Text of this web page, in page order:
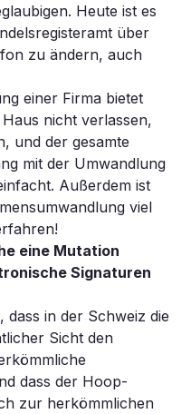
Heute ist es
über
zu ändern, auch
einer Firma bietet
nicht verlassen,
und der gesamte
mit der Umwandlung
Außerdem ist
viel
eine Mutation
Signaturen
dass in der Schweiz die
Sicht den
dass der Hoop-
zur herkömmlichen